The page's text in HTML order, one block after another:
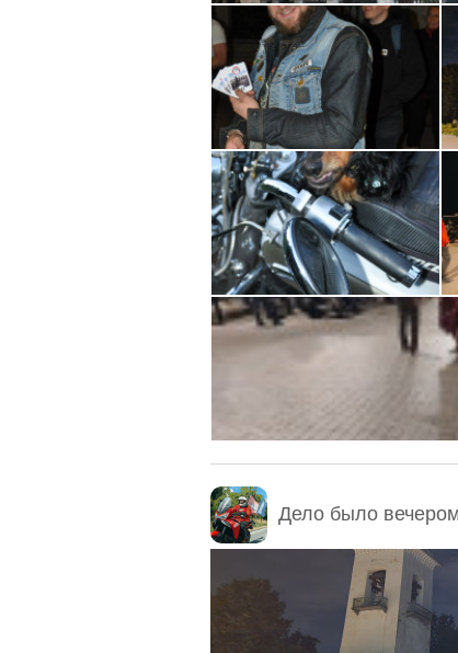
Простые, но
- Никакого негатива.
- Не беспределим.
- Необходимо уверенно
- Приезжать с полным
- Готовность ехать 110 по
- Готовность ехать в
- Если не понравилось
В случае подозрительно-
решим ехать или нет.
Дело было